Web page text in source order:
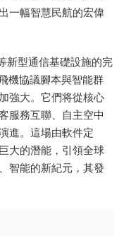
一幅智慧民航的宏偉
新型通信基礎設施的完
機協議腳本與智能群
強大。它們将從核心
服務互聯、自主空中
進。這場由軟件定
大的潛能，引領全球
智能的新紀元，其發